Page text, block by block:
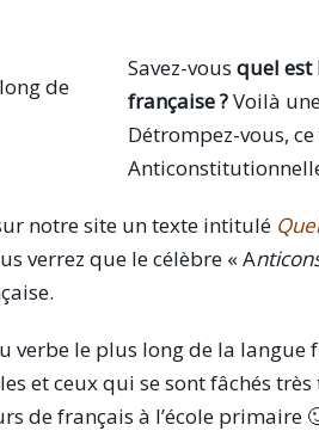
Savez-vous quel est
française ?Voilà
Détrompez-vous,
notre site un texte intitulé
verrez que le célèbre « A
verbe le plus long de la
et ceux qui se sont fâchés
de français à l’école primaire